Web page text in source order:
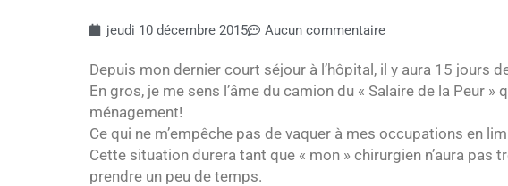
jeudi 10 décembre 2015 Aucun commentaire
Depuis mon dernier court séjour à l’hôpital, il y aura 15 jours
En gros, je me sens l’âme du camion du « Salaire de la Peur
ménagement!
Ce qui ne m’empêche pas de vaquer à mes occupations en
Cette situation durera tant que « mon » chirurgien n’aura
prendre un peu de temps.